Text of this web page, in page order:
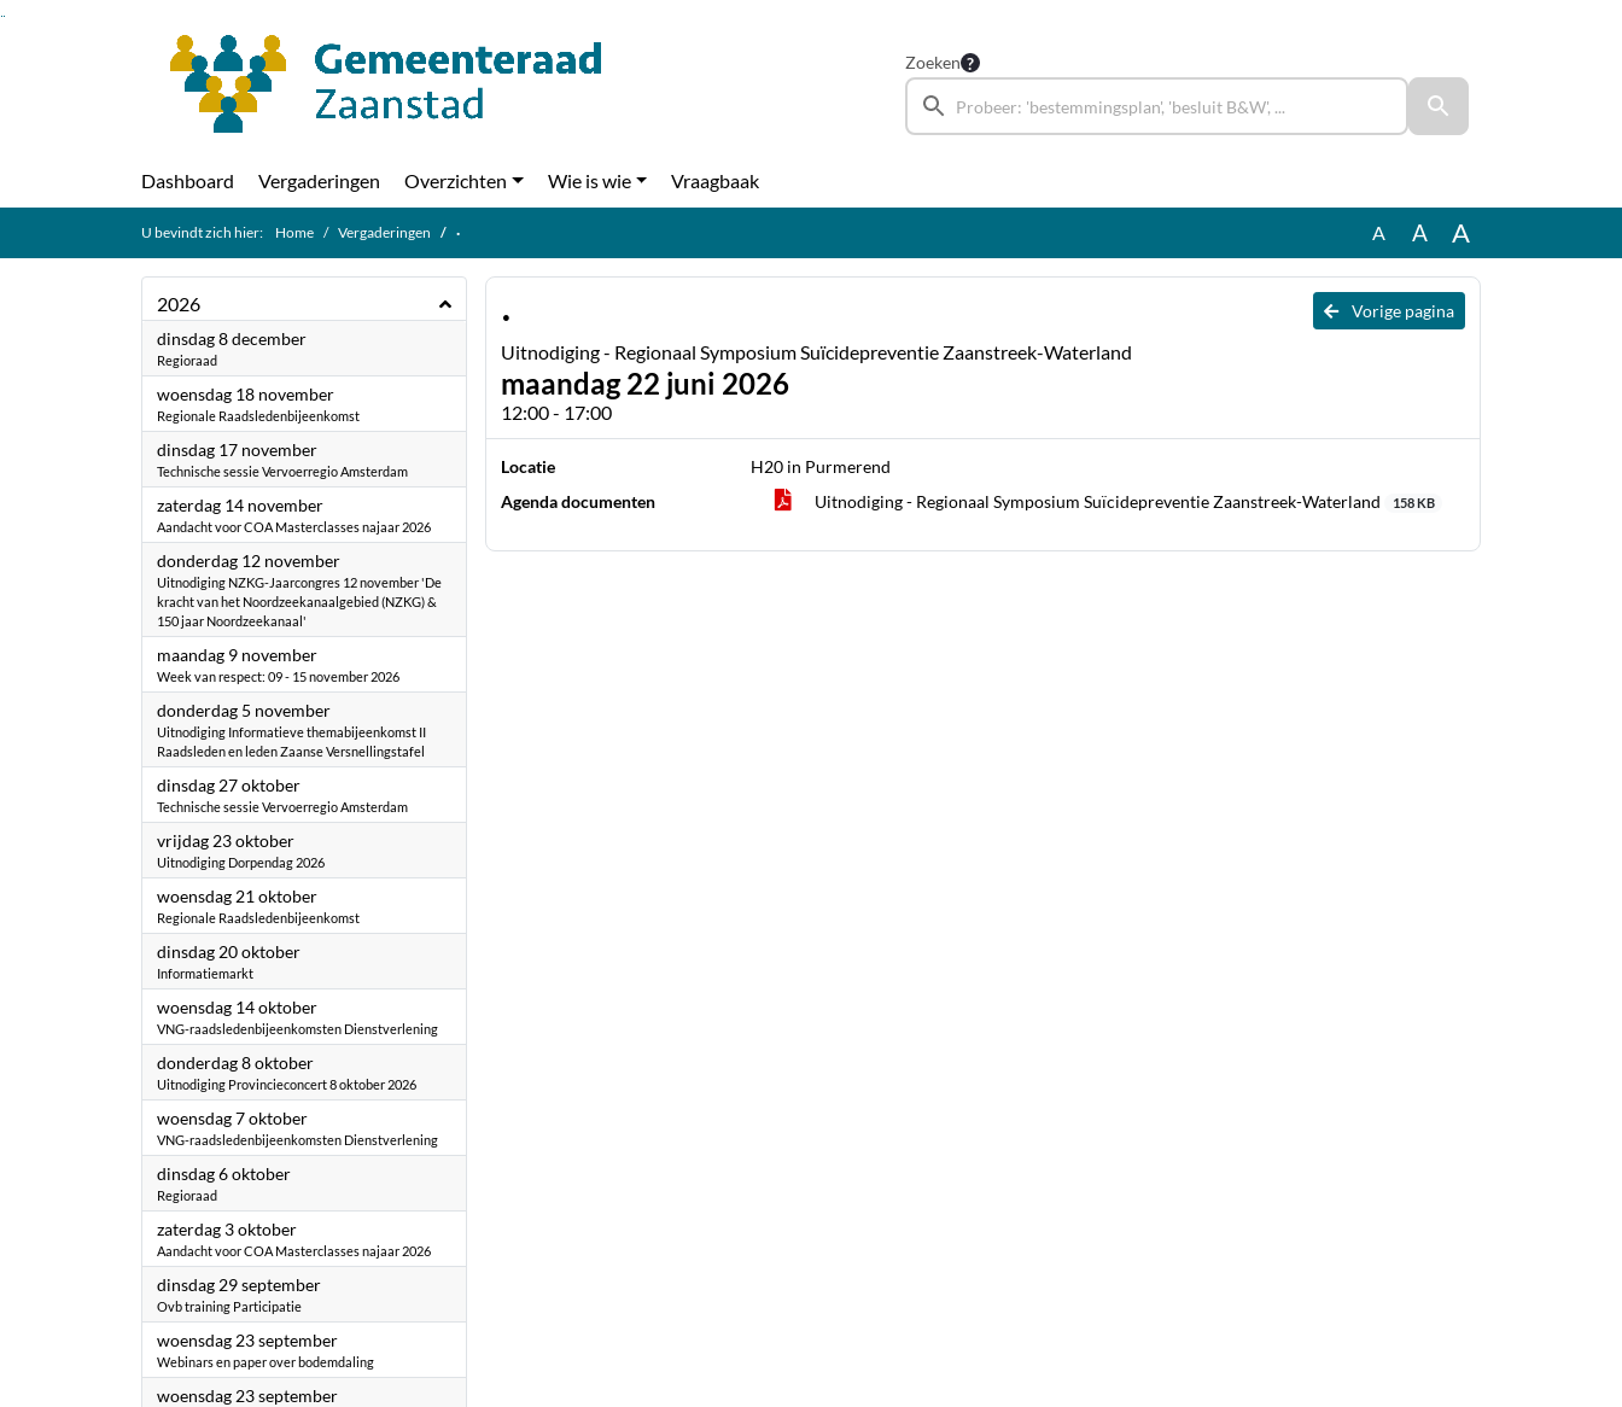
Ga naar de inhoud van deze pagina
Zoeken
Dashboard Vergaderingen Overzichten Wie is wie Vraagbaak
U bevindt zich hier: Home Vergaderingen · A A A
2026
dinsdag 8 december2026
Regioraad
woensdag 18 november2026
Regionale Raadsledenbijeenkomst
dinsdag 17 november2026
Technische sessie Vervoerregio Amsterdam
zaterdag 14 november2026
Aandacht voor COA Masterclasses najaar 2026
donderdag 12 november2026
Uitnodiging NZKG-Jaarcongres 12 november 'De
kracht van het Noordzeekanaalgebied (NZKG) &
150 jaar Noordzeekanaal'
maandag 9 november2026
Week van respect: 09 - 15 november 2026
donderdag 5 november2026
Uitnodiging Informatieve themabijeenkomst II
Raadsleden en leden Zaanse Versnellingstafel
dinsdag 27 oktober2026
Technische sessie Vervoerregio Amsterdam
vrijdag 23 oktober2026
Uitnodiging Dorpendag 2026
woensdag 21 oktober2026
Regionale Raadsledenbijeenkomst
dinsdag 20 oktober2026
Informatiemarkt
woensdag 14 oktober2026
VNG-raadsledenbijeenkomsten Dienstverlening
donderdag 8 oktober2026
Uitnodiging Provincieconcert 8 oktober 2026
woensdag 7 oktober2026
VNG-raadsledenbijeenkomsten Dienstverlening
dinsdag 6 oktober2026
Regioraad
zaterdag 3 oktober2026
Aandacht voor COA Masterclasses najaar 2026
dinsdag 29 september2026
Ovb training Participatie
woensdag 23 september2026
Webinars en paper over bodemdaling
woensdag 23 september2026
Vorige pagina
·
Uitnodiging - Regionaal Symposium Suïcidepreventie Zaanstreek-Waterland
maandag 22 juni 2026
12:00 - 17:00
Locatie
H20 in Purmerend
Agenda documenten
Uitnodiging - Regionaal Symposium Suïcidepreventie Zaanstreek-Waterland 158 KB